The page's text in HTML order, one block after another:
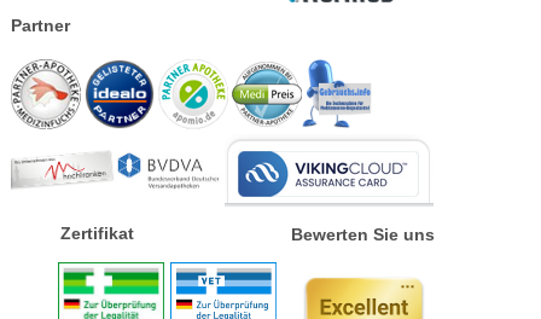
Partner
Zertifikat Bewerten Sie uns